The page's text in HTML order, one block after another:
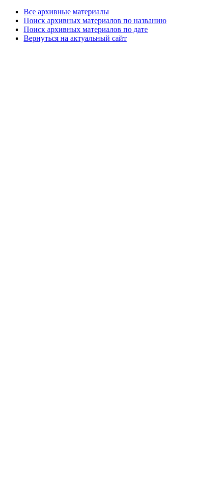
Все архивные материалы
Поиск архивных материалов по названию
Поиск архивных материалов по дате
Вернуться на актуальный сайт